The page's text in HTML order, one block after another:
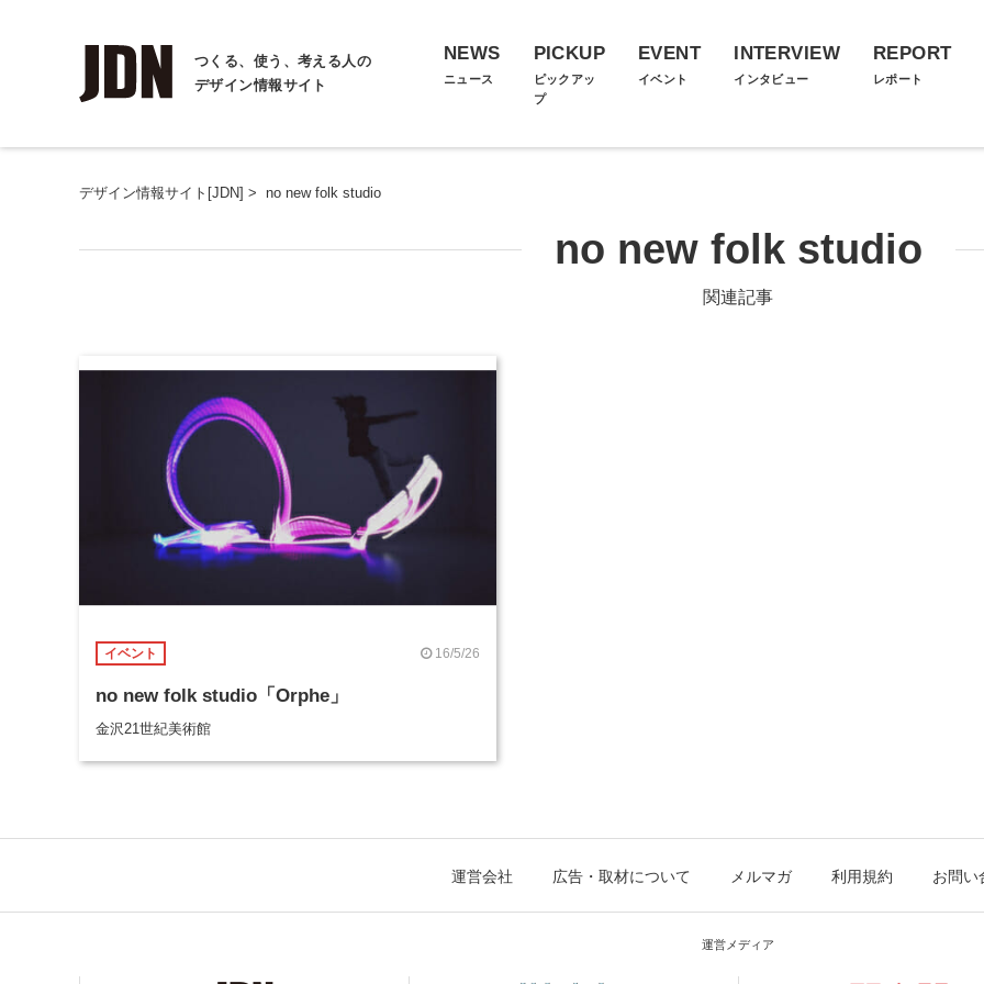
つくる、使う、考える人の
デザイン情報サイト
NEWS
ニュース
PICKUP
ピックアッ
プ
EVENT
イベント
INTERVIEW
インタビュー
REPORT
レポート
デザイン情報サイト[JDN] > no new folk studio
no new folk studio
関連記事
イベント 16/5/26
no new folk studio「Orphe」
金沢21世紀美術館
運営会社 広告・取材について メルマガ 利用規約 お問い
運営メディア